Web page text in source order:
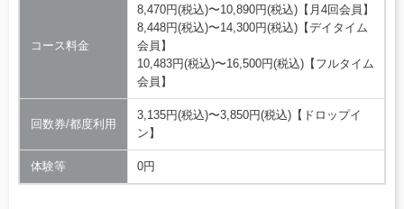
コース料金
8,470円(税込)〜10,890円(税込)【月4回会員】
8,448円(税込)〜14,300円(税込)【デイタイム
会員】
10,483円(税込)〜16,500円(税込)【フルタイム
会員】
回数券/都度利用
3,135円(税込)〜3,850円(税込)【ドロップイ
ン】
体験等 0円